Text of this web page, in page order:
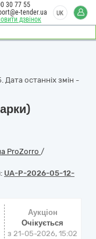
дзвінок
30 77 55
tender.ua
UK
останніх змін -
ProZorro /
UA-P-2026-05-12-
Аукціон
Очікується
з21-05-2026, 15:02